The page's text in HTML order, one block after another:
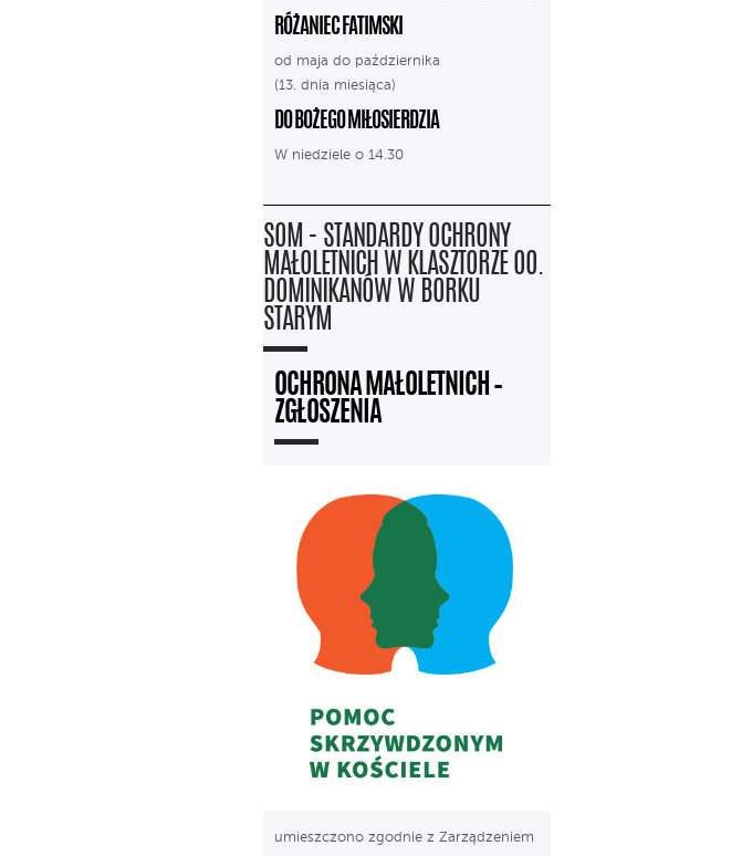
RÓŻANIEC FATIMSKI
od maja do października
(13. dnia miesiąca)
DO BOŻEGO MIŁOSIERDZIA
W niedziele o 14.30
SOM - STANDARDY OCHRONY
MAŁOLETNICH W KLASZTORZE OO.
DOMINIKANÓW W BORKU
STARYM
OCHRONA MAŁOLETNICH –
ZGŁOSZENIA
umieszczono zgodnie z Zarządzeniem